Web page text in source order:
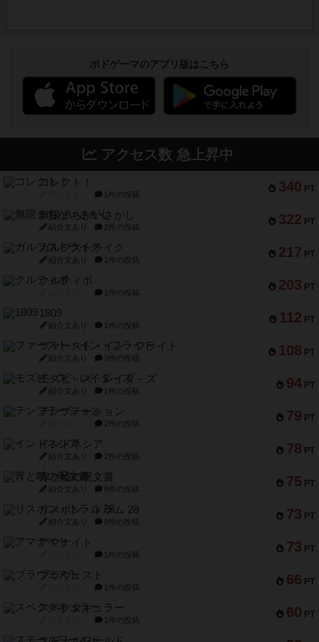
ボドゲーマのアプリ版はこちら
アクセス数 急上昇中
340 PT
コレクト！
1件の投稿
322 PT
無限まちがいさがし
紹介文あり 2件の投稿
217 PT
ガルフストライク
紹介文あり 1件の投稿
203 PT
クルティボ
1件の投稿
112 PT
1809
紹介文あり 1件の投稿
108 PT
ファースト・イン・フライト
紹介文あり 3件の投稿
94 PT
モズビ－ズ・レイダ－ズ
紹介文あり 1件の投稿
79 PT
テンプテーション
2件の投稿
78 PT
インドネシア
紹介文あり 2件の投稿
75 PT
宵と暁の呪文書
紹介文あり 8件の投稿
73 PT
リスボン・トラム 28
紹介文あり 9件の投稿
73 PT
アマナイト
1件の投稿
66 PT
ブラヴェスト
1件の投稿
60 PT
スペクタキュラー
1件の投稿